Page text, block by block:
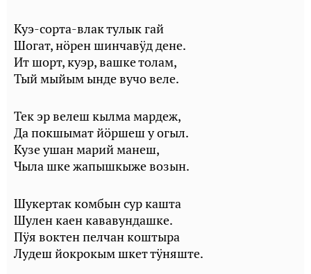
Куэ-сорта-влак тулык гай
Шогат, нӧрен шинчавӱд дене.
Ит шорт, куэр, вашке толам,
Тый мыйым ынде вучо веле.
Тек эр велеш кылма мардеж,
Да покшымат йӧршеш у огыл.
Кузе ушан марий манеш,
Чыла шке жапышкыже возын.
Шукертак комбын сур кашта
Шулен каен кававундашке.
Пӱя воктен пелчан коштыра
Лудеш йокрокым шкет тӱняште.